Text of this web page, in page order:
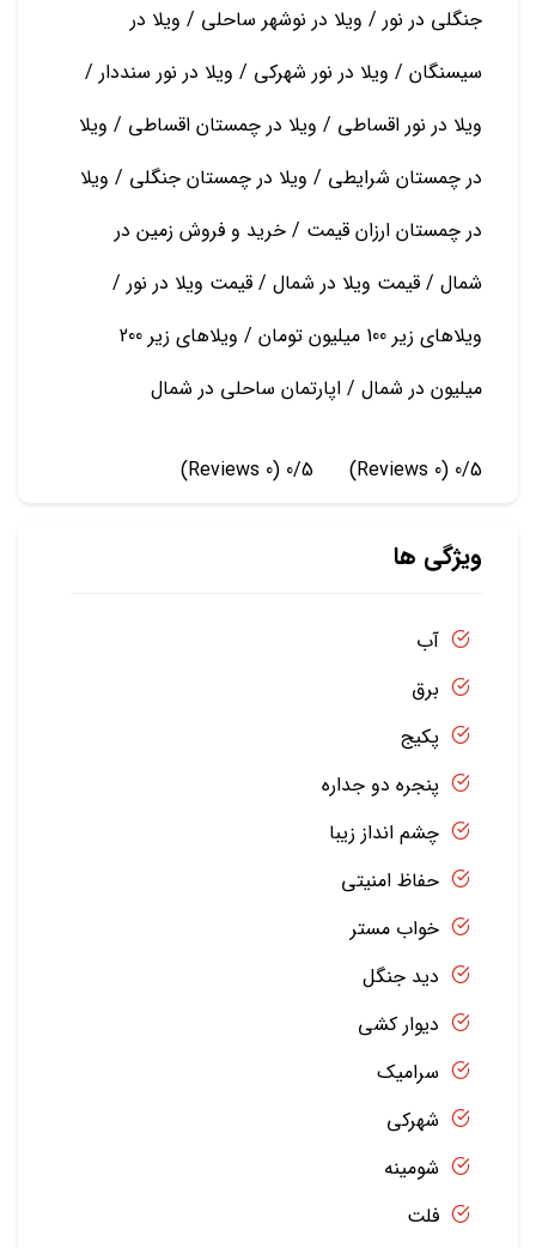
جنگلی در نور / ویلا در نوشهر ساحلی / ویلا در
سیسنگان / ویلا در نور شهرکی / ویلا در نور سنددار /
ویلا در نور اقساطی / ویلا در چمستان اقساطی / ویلا
در چمستان شرایطی / ویلا در چمستان جنگلی / ویلا
در چمستان ارزان قیمت / خرید و فروش زمین در
شمال / قیمت ویلا در شمال / قیمت ویلا در نور /
ویلاهای زیر 100 میلیون تومان / ویلاهای زیر 200
میلیون در شمال / اپارتمان ساحلی در شمال
0/5
(0 Reviews)
0/5
(0 Reviews)
ویژگی ها
آب
برق
پکیج
پنجره دو جداره
چشم انداز زیبا
حفاظ امنیتی
خواب مستر
دید جنگل
دیوار کشی
سرامیک
شهرکی
شومینه
فلت